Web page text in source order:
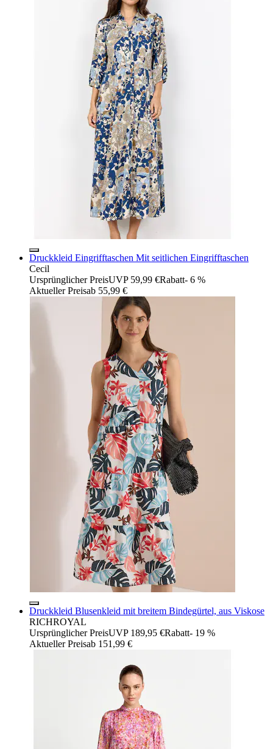
Druckkleid Eingrifftaschen Mit seitlichen Eingrifftaschen
Cecil
Ursprünglicher PreisUVP 59,99 €Rabatt- 6 %
Aktueller Preisab 55,99 €
Druckkleid Blusenkleid mit breitem Bindegürtel, aus Viskose
RICHROYAL
Ursprünglicher PreisUVP 189,95 €Rabatt- 19 %
Aktueller Preisab 151,99 €